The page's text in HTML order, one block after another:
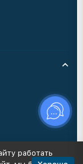
работать